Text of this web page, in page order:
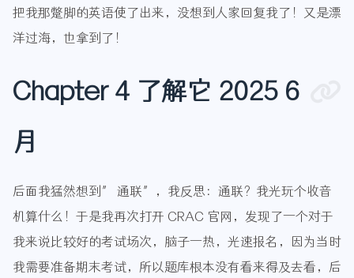
把我那蹩脚的英语使了出来，没想到人家回复我了！又是漂
洋过海，也拿到了！
Chapter 4 了解它 2025 6
月
后面我猛然想到” 通联”，我反思：通联？我光玩个收音
机算什么！于是我再次打开 CRAC 官网，发现了一个对于
我来说比较好的考试场次，脑子一热，光速报名，因为当时
我需要准备期末考试，所以题库根本没有看来得及去看，后